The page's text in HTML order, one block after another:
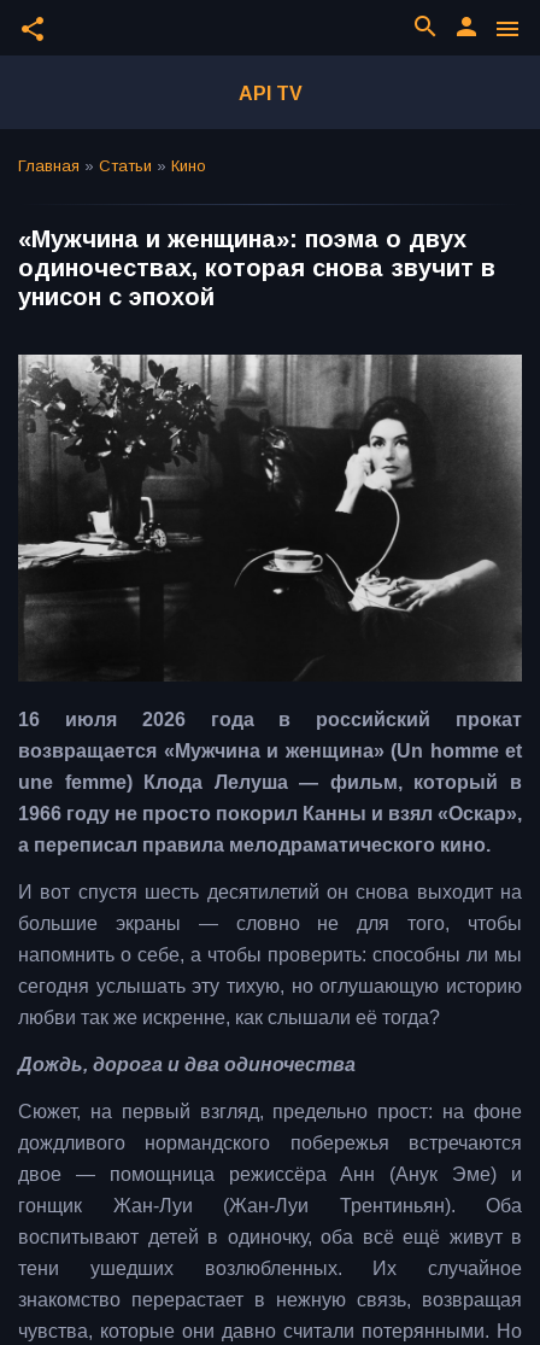
share menu
person
search
API TV
Главная » Статьи » Кино
«Мужчина и женщина»: поэма о двух
одиночествах, которая снова звучит в
унисон с эпохой
16 июля 2026 года в российский прокат
возвращается «Мужчина и женщина» (Un homme et
une femme) Клода Лелуша — фильм, который в
1966 году не просто покорил Канны и взял «Оскар»,
а переписал правила мелодраматического кино.
И вот спустя шесть десятилетий он снова выходит на
большие экраны — словно не для того, чтобы
напомнить о себе, а чтобы проверить: способны ли мы
сегодня услышать эту тихую, но оглушающую историю
любви так же искренне, как слышали её тогда?
Дождь, дорога и два одиночества
Сюжет, на первый взгляд, предельно прост: на фоне
дождливого нормандского побережья встречаются
двое — помощница режиссёра Анн (Анук Эме) и
гонщик Жан-Луи (Жан-Луи Трентиньян). Оба
воспитывают детей в одиночку, оба всё ещё живут в
тени ушедших возлюбленных. Их случайное
знакомство перерастает в нежную связь, возвращая
чувства, которые они давно считали потерянными. Но